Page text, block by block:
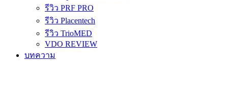
รีวิว PRF PRO
รีวิว Placentech
รีวิว TrioMED
VDO REVIEW
บทความ